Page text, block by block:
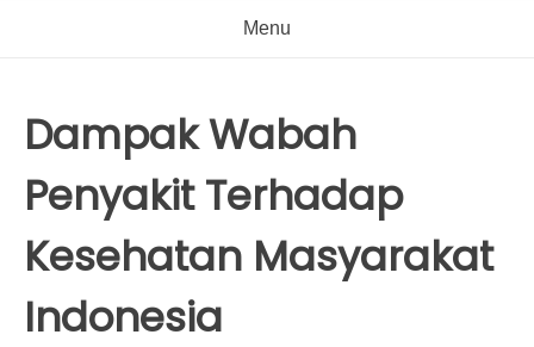
Menu
Dampak Wabah
Penyakit Terhadap
Kesehatan Masyarakat
Indonesia